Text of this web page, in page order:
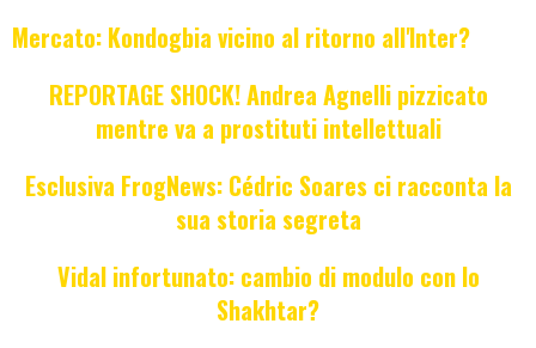
Mercato: Kondogbia vicino al ritorno all'Inter?
REPORTAGE SHOCK! Andrea Agnelli pizzicato
mentre va a prostituti intellettuali
Esclusiva FrogNews: Cédric Soares ci racconta la
sua storia segreta
Vidal infortunato: cambio di modulo con lo
Shakhtar?